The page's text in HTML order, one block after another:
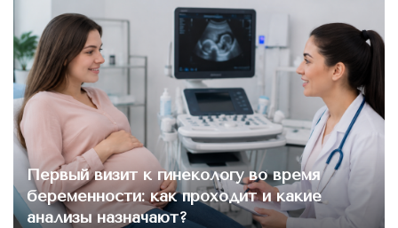
Первый визит к гинекологу во время
беременности: как проходит и какие
анализы назначают?